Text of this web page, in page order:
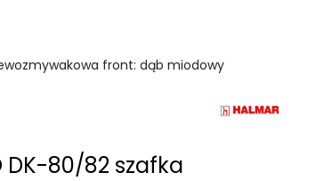
front: dąb miodowy
DK-80/82 szafka